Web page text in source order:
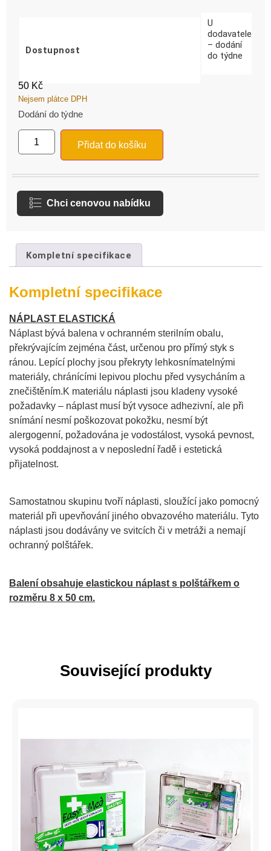
Dostupnost
U
dodavatele
– dodání
do týdne
50 Kč
Nejsem plátce DPH
Dodání do týdne
Přidat do košíku
Chci cenovou nabídku
Kompletní specifikace
Kompletní specifikace
NÁPLAST ELASTICKÁ
Náplast bývá balena v ochranném sterilním obalu,
překrývajícím zejména část, určenou pro přímý styk s
ránou. Lepící plochy jsou překryty lehkosnímatelnými
materiály, chránícími lepivou plochu před vysycháním a
znečištěním.K materiálu náplasti jsou kladeny vysoké
požadavky – náplast musí být vysoce adhezivní, ale při
snímání nesmí poškozovat pokožku, nesmí být
alergogenní, požadována je vodostálost, vysoká pevnost,
vysoká poddajnost a v neposlední řadě i estetická
přijatelnost.
Samostatnou skupinu tvoří náplasti, sloužící jako pomocný
materiál při upevňování jiného obvazového materiálu. Tyto
náplasti jsou dodávány ve svitcích či v metráži a nemají
ochranný polštářek.
Balení obsahuje elastickou náplast s polštářkem o
rozměru 8 x 50 cm.
Související produkty